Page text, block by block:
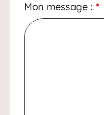
Mon message : *